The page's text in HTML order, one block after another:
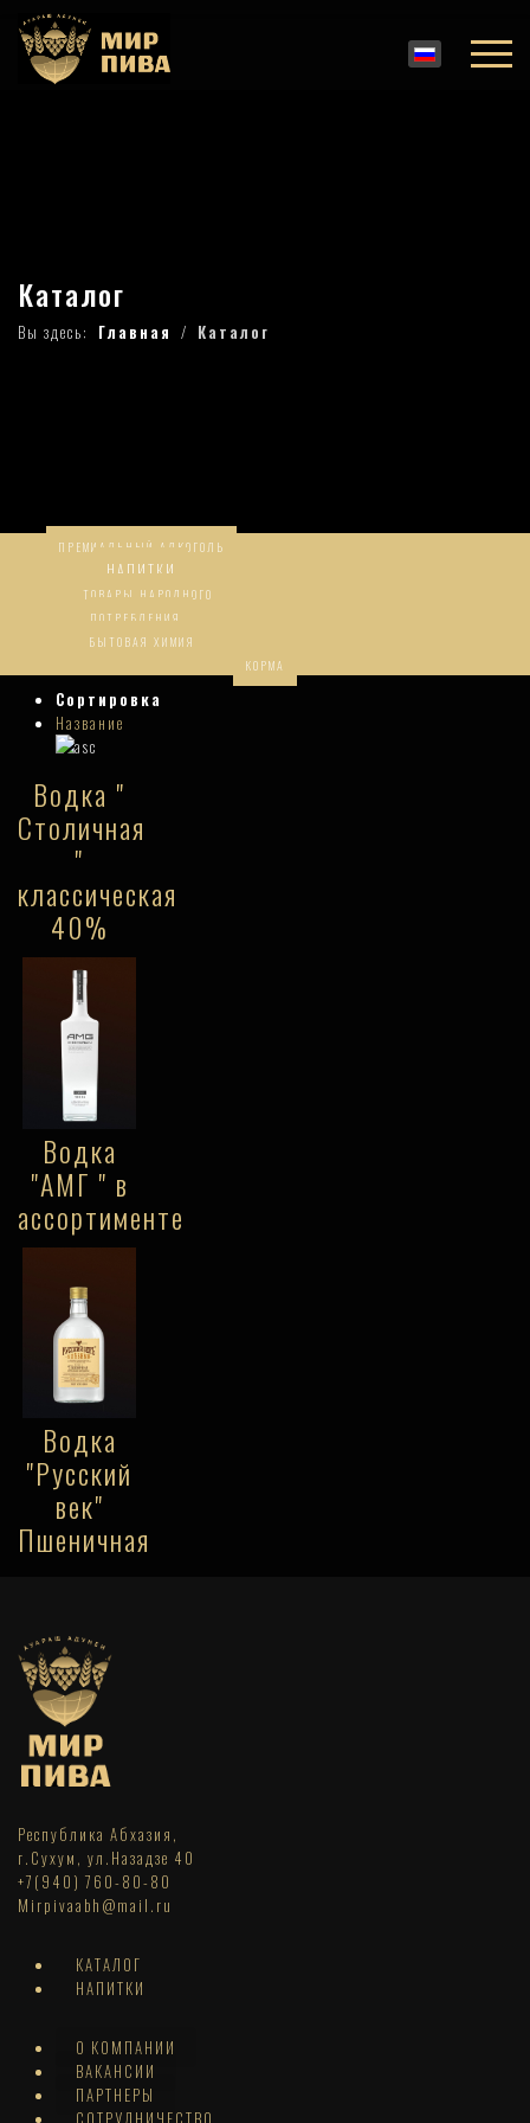
Каталог
Вы здесь: Главная Каталог
ПРЕМИАЛЬНЫЙ АЛКОГОЛЬ
НАПИТКИ
ТОВАРЫ НАРОДНОГО
ПОТРЕБЛЕНИЯ
БЫТОВАЯ ХИМИЯ
КОРМА
Сортировка
Название
Водка "
Столичная
"
классическая
40%
Водка
"АМГ " в
ассортименте
Водка
"Русский
век"
Пшеничная
Республика Абхазия,
г.Сухум, ул.Назадзе 40
+7(940) 760-80-80
Mirpivaabh@mail.ru
КАТАЛОГ
НАПИТКИ
О КОМПАНИИ
ВАКАНСИИ
ПАРТНЕРЫ